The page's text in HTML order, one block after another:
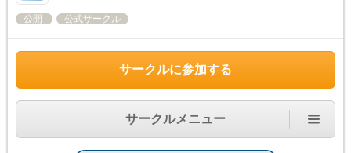
公開 公式サークル
サークルに参加する
サークルメニュー